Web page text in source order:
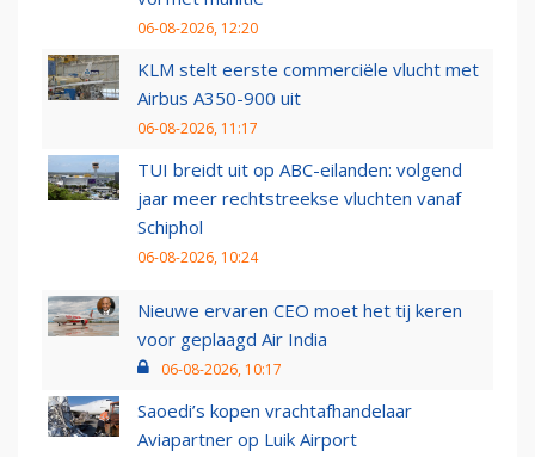
06-08-2026, 12:20
KLM stelt eerste commerciële vlucht met
Airbus A350-900 uit
06-08-2026, 11:17
TUI breidt uit op ABC-eilanden: volgend
jaar meer rechtstreekse vluchten vanaf
Schiphol
06-08-2026, 10:24
Nieuwe ervaren CEO moet het tij keren
voor geplaagd Air India
06-08-2026, 10:17
Saoedi’s kopen vrachtafhandelaar
Aviapartner op Luik Airport